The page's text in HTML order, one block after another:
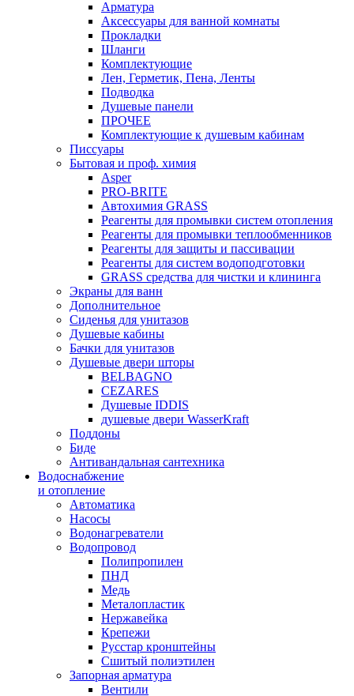
Арматура
Аксессуары для ванной комнаты
Прокладки
Шланги
Комплектующие
Лен, Герметик, Пена, Ленты
Подводка
Душевые панели
ПРОЧЕЕ
Комплектующие к душевым кабинам
Писсуары
Бытовая и проф. химия
Asper
PRO-BRITE
Автохимия GRASS
Реагенты для промывки систем отопления
Реагенты для промывки теплообменников
Реагенты для защиты и пассивации
Реагенты для систем водоподготовки
GRASS средства для чистки и клининга
Экраны для ванн
Дополнительное
Сиденья для унитазов
Душевые кабины
Бачки для унитазов
Душевые двери шторы
BELBAGNO
CEZARES
Душевые IDDIS
душевые двери WasserKraft
Поддоны
Биде
Антивандальная сантехника
Водоснабжение
и отопление
Автоматика
Насосы
Водонагреватели
Водопровод
Полипропилен
ПНД
Медь
Металопластик
Нержавейка
Крепежи
Русстар кронштейны
Сшитый полиэтилен
Запорная арматура
Вентили